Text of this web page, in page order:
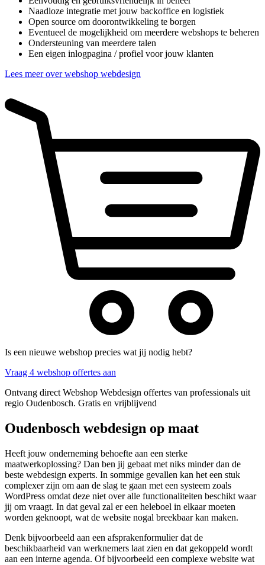
Naadloze integratie met jouw backoffice en logistiek
Open source om doorontwikkeling te borgen
Eventueel de mogelijkheid om meerdere webshops te beheren
Ondersteuning van meerdere talen
Een eigen inlogpagina / profiel voor jouw klanten
Lees meer over webshop webdesign
Is een nieuwe webshop precies wat jij nodig hebt?
Vraag 4 webshop offertes aan
Ontvang direct Webshop Webdesign offertes van professionals uit
regio Oudenbosch. Gratis en vrijblijvend
Oudenbosch webdesign op maat
Heeft jouw onderneming behoefte aan een sterke
maatwerkoplossing? Dan ben jij gebaat met niks minder dan de
beste webdesign experts. In sommige gevallen kan het een stuk
complexer zijn om aan de slag te gaan met een systeem zoals
WordPress omdat deze niet over alle functionaliteiten beschikt waar
jij om vraagt. In dat geval zal er een heleboel in elkaar moeten
worden geknoopt, wat de website nogal breekbaar kan maken.
Denk bijvoorbeeld aan een afsprakenformulier dat de
beschikbaarheid van werknemers laat zien en dat gekoppeld wordt
aan een interne agenda. Of bijvoorbeeld een complexe website wat